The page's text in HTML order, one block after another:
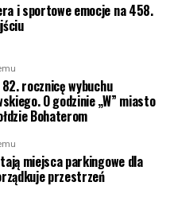
i sportowe emocje na 458.
rocznicę wybuchu
O godzinie „W” miasto
Bohaterom
miejsca parkingowe dla
przestrzeń